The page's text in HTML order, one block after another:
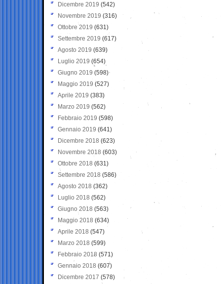
Dicembre 2019 (542)
Novembre 2019 (316)
Ottobre 2019 (631)
Settembre 2019 (617)
Agosto 2019 (639)
Luglio 2019 (654)
Giugno 2019 (598)
Maggio 2019 (527)
Aprile 2019 (383)
Marzo 2019 (562)
Febbraio 2019 (598)
Gennaio 2019 (641)
Dicembre 2018 (623)
Novembre 2018 (603)
Ottobre 2018 (631)
Settembre 2018 (586)
Agosto 2018 (362)
Luglio 2018 (562)
Giugno 2018 (563)
Maggio 2018 (634)
Aprile 2018 (547)
Marzo 2018 (599)
Febbraio 2018 (571)
Gennaio 2018 (607)
Dicembre 2017 (578)